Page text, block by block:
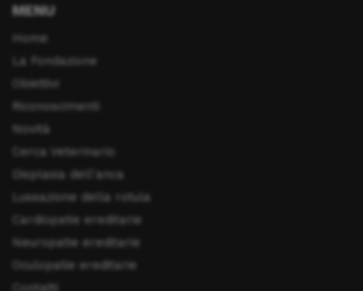
MENU
Home
La Fondazione
Obiettivi
Riconoscimenti
Novità
Cerca Veterinario
Displasia dell'anca
Lussazione della rotula
Cardiopatie ereditarie
Neuropatie ereditarie
Oculopatie ereditarie
Contatti